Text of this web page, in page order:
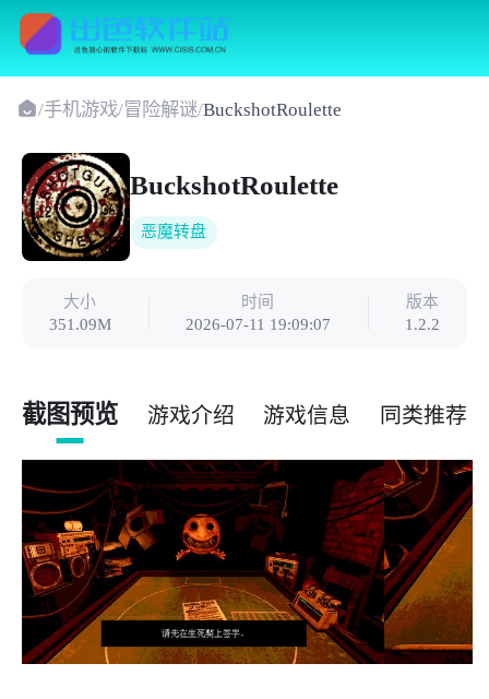
/手机游戏/冒险解谜/BuckshotRoulette
BuckshotRoulette
恶魔转盘
大小
351.09M
时间
2026-07-11 19:09:07
版本
1.2.2
截图预览 游戏介绍 游戏信息 同类推荐